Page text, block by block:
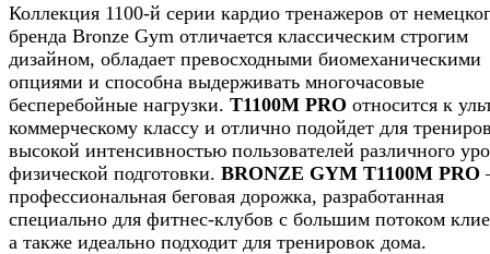
Коллекция 1100-й серии кардио тренажеров от
бренда Bronze Gym отличается классическим строгим
дизайном, обладает превосходными биомеханическими
опциями и способна выдерживать многочасовые
бесперебойные нагрузки. T1100M PRO относится к
коммерческому классу и отлично подойдет для
высокой интенсивностью пользователей различного
физической подготовки. BRONZE GYM T1100M PRO
профессиональная беговая дорожка, разработанная
специально для фитнес-клубов с большим потоком
а также идеально подходит для тренировок дома.